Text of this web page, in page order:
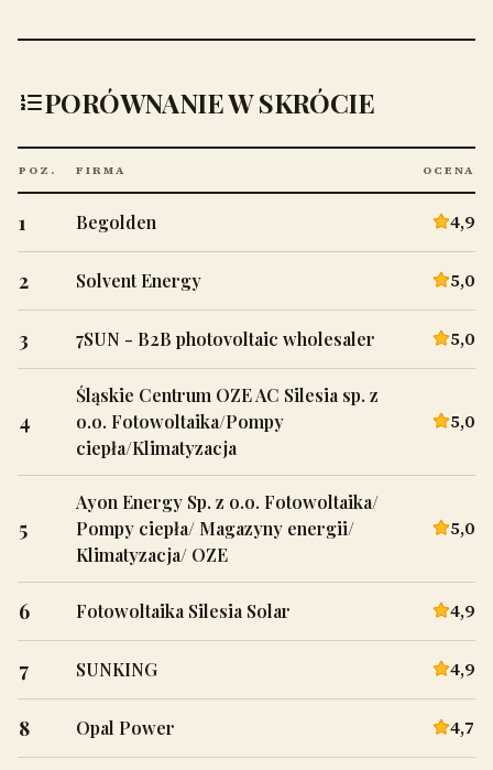
PORÓWNANIE W SKRÓCIE
POZ. FIRMA OCENA
1 Begolden 4,9
2 Solvent Energy 5,0
3 7SUN - B2B photovoltaic wholesaler 5,0
4
Śląskie Centrum OZE AC Silesia sp. z
o.o. Fotowoltaika/Pompy
ciepła/Klimatyzacja
5,0
5
Ayon Energy Sp. z o.o. Fotowoltaika/
Pompy ciepła/ Magazyny energii/
Klimatyzacja/ OZE
5,0
6 Fotowoltaika Silesia Solar 4,9
7 SUNKING 4,9
8 Opal Power 4,7